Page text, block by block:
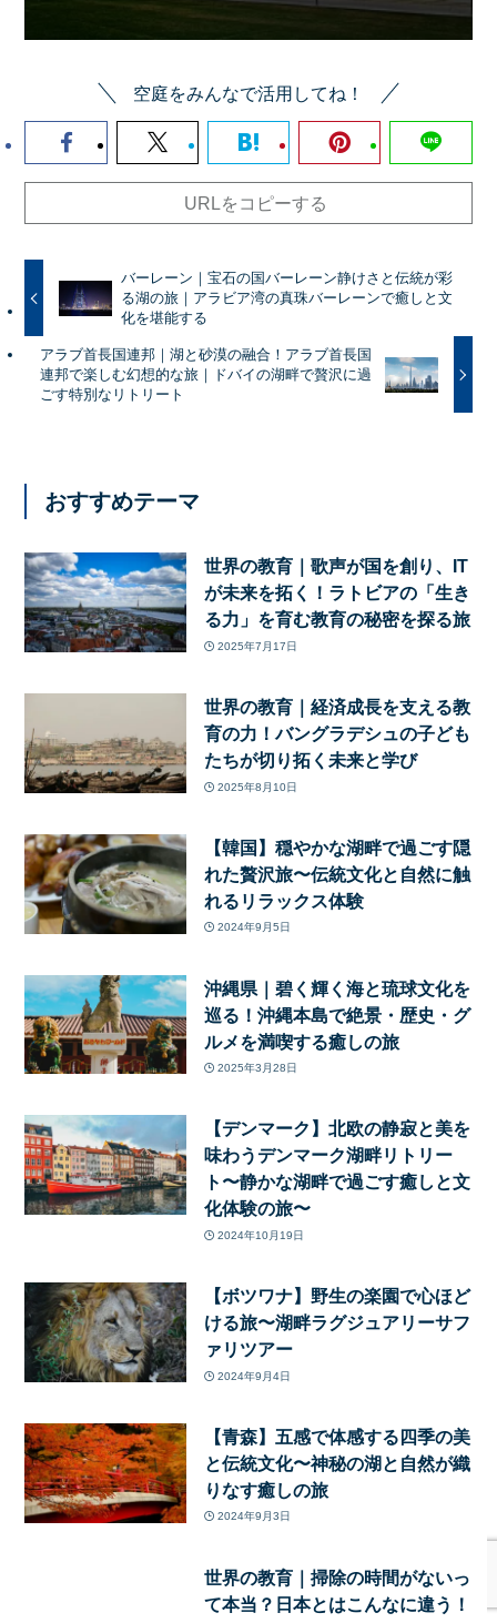
空庭をみんなで活用してね！
URLをコピーする
バーレーン｜宝石の国バーレーン静けさと伝統が彩
る湖の旅｜アラビア湾の真珠バーレーンで癒しと文
化を堪能する
アラブ首長国連邦｜湖と砂漠の融合！アラブ首長国
連邦で楽しむ幻想的な旅｜ドバイの湖畔で贅沢に過
ごす特別なリトリート
おすすめテーマ
世界の教育｜歌声が国を創り、IT
が未来を拓く！ラトビアの「生き
る力」を育む教育の秘密を探る旅
2025年7月17日
世界の教育｜経済成長を支える教
育の力！バングラデシュの子ども
たちが切り拓く未来と学び
2025年8月10日
【韓国】穏やかな湖畔で過ごす隠
れた贅沢旅〜伝統文化と自然に触
れるリラックス体験
2024年9月5日
沖縄県｜碧く輝く海と琉球文化を
巡る！沖縄本島で絶景・歴史・グ
ルメを満喫する癒しの旅
2025年3月28日
【デンマーク】北欧の静寂と美を
味わうデンマーク湖畔リトリー
ト〜静かな湖畔で過ごす癒しと文
化体験の旅〜
2024年10月19日
【ボツワナ】野生の楽園で心ほど
ける旅〜湖畔ラグジュアリーサフ
ァリツアー
2024年9月4日
【青森】五感で体感する四季の美
と伝統文化〜神秘の湖と自然が織
りなす癒しの旅
2024年9月3日
世界の教育｜掃除の時間がないっ
て本当？日本とはこんなに違う！